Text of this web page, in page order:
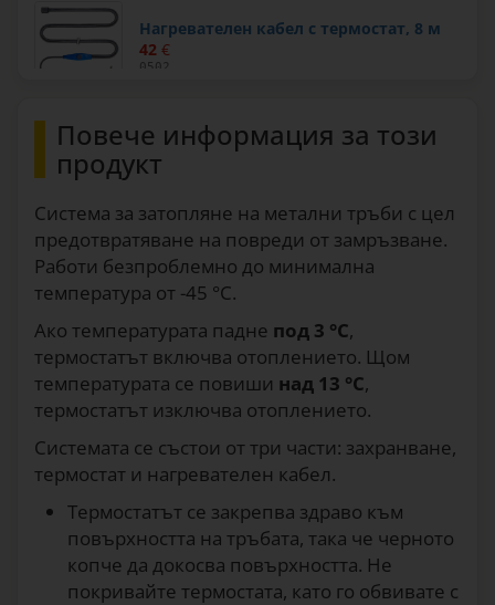
Нагревателен кабел с термостат, 8 м
42 €
0502
Нагревателен кабел с термостат, 12 м
0503
Нагревателен кабел с термостат, 14 м
56 €
0504
Нагревателен кабел с термостат, 18 м
59€
0505
Нагревателен кабел с термостат, 24 м
69 €
Нагревателен кабел с термостат, 36 м
8990€
0506
Повече информация за този
продукт
Система за затопляне на метални тръби с цел
предотвратяване на повреди от замръзване.
Работи безпроблемно до минимална
температура от -45 °C.
Ако температурата падне под 3 °C,
термостатът включва отоплението. Щом
температурата се повиши над 13 °C,
термостатът изключва отоплението.
Системата се състои от три части: захранване,
термостат и нагревателен кабел.
Термостатът се закрепва здраво към
повърхността на тръбата, така че черното
копче да докосва повърхността. Не
покривайте термостата, като го обвивате с